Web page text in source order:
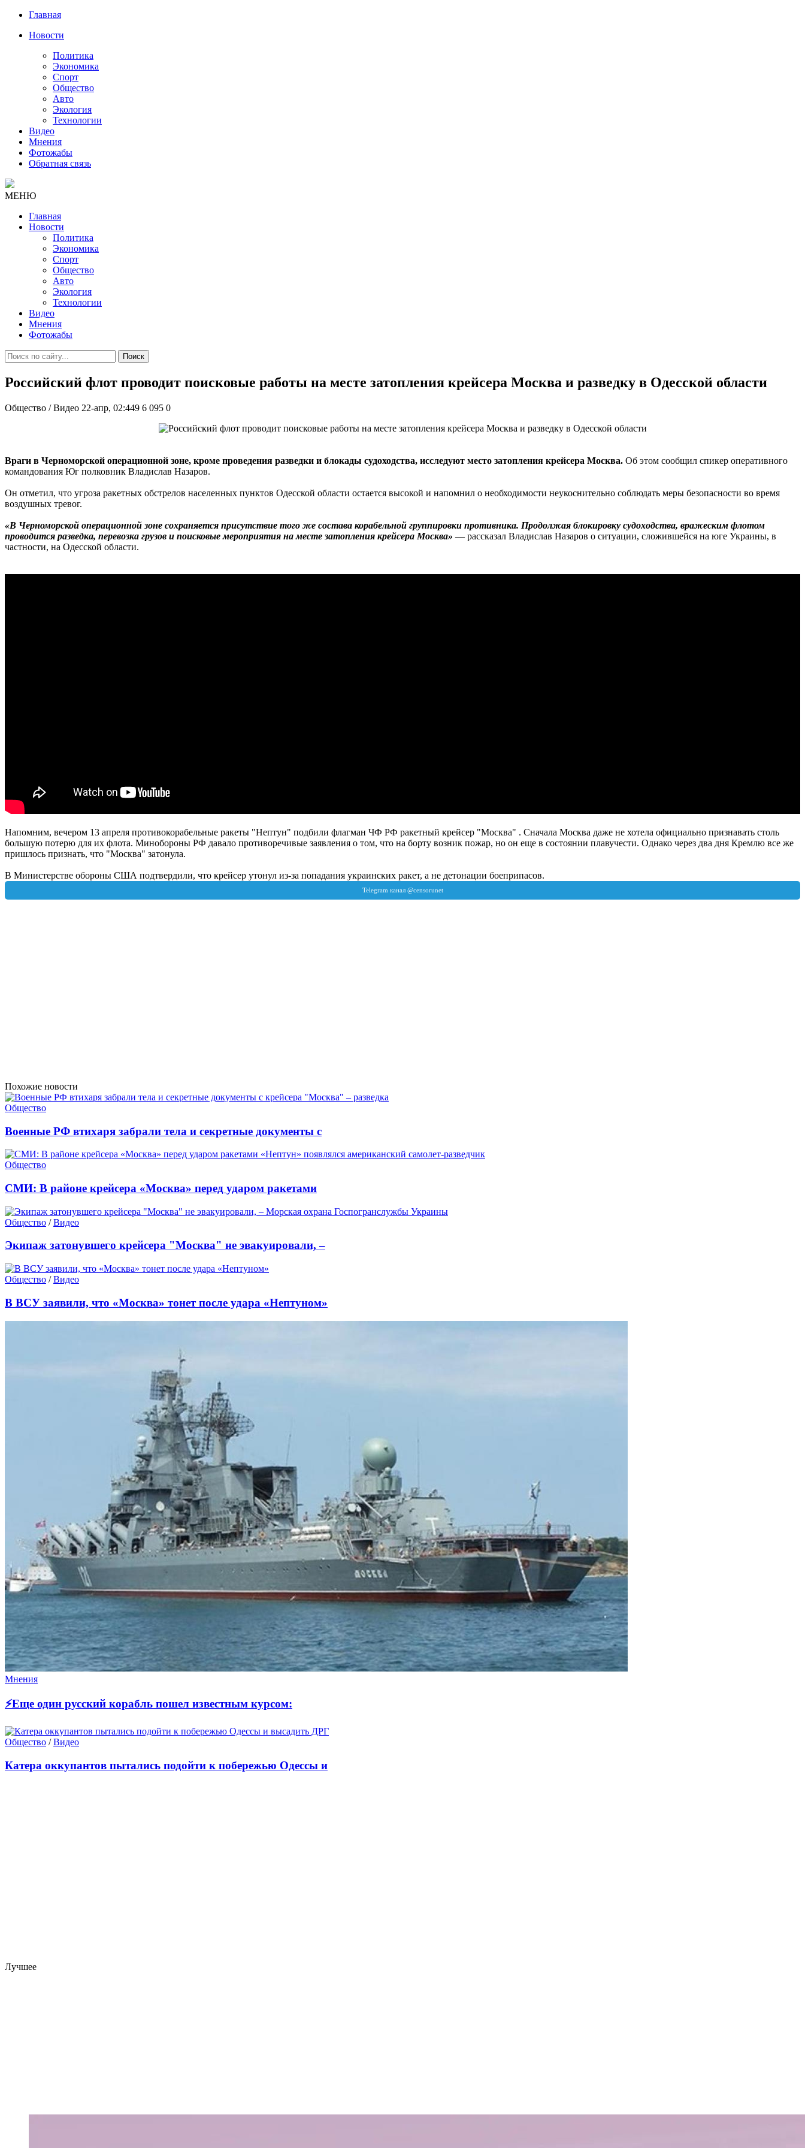
Главная
Новости
Политика
Экономика
Спорт
Общество
Авто
Экология
Технологии
Видео
Мнения
Фотожабы
Обратная связь
МЕНЮ
Главная
Новости
Политика
Экономика
Спорт
Общество
Авто
Экология
Технологии
Видео
Мнения
Фотожабы
Поиск
Российский флот проводит поисковые работы на месте затопления крейсера Москва и разведку в Одесской области
Общество / Видео 22-апр, 02:449 6 095 0
Враги в Черноморской операционной зоне, кроме проведения разведки и блокады судоходства, исследуют место затопления крейсера Москва. Об этом сообщил спикер оперативного
командования Юг полковник Владислав Назаров.
Он отметил, что угроза ракетных обстрелов населенных пунктов Одесской области остается высокой и напомнил о необходимости неукоснительно соблюдать меры безопасности во время
воздушных тревог.
«В Черноморской операционной зоне сохраняется присутствие того же состава корабельной группировки противника. Продолжая блокировку судоходства, вражеским флотом
проводится разведка, перевозка грузов и поисковые мероприятия на месте затопления крейсера Москва» — рассказал Владислав Назаров о ситуации, сложившейся на юге Украины, в
частности, на Одесской области.
Напомним, вечером 13 апреля противокорабельные ракеты "Нептун" подбили флагман ЧФ РФ ракетный крейсер "Москва" . Сначала Москва даже не хотела официально признавать столь
большую потерю для их флота. Минобороны РФ давало противоречивые заявления о том, что на борту возник пожар, но он еще в состоянии плавучести. Однако через два дня Кремлю все же
пришлось признать, что "Москва" затонула.
В Министерстве обороны США подтвердили, что крейсер утонул из-за попадания украинских ракет, а не детонации боеприпасов.
Похожие новости
Общество
Военные РФ втихаря забрали тела и секретные документы с
Общество
СМИ: В районе крейсера «Москва» перед ударом ракетами
Общество /Видео
Экипаж затонувшего крейсера "Москва" не эвакуировали, –
Общество /Видео
В ВСУ заявили, что «Москва» тонет после удара «Нептуном»
Мнения
⚡Еще один русский корабль пошел известным курсом:
Общество /Видео
Катера оккупантов пытались подойти к побережью Одессы и
Лучшее